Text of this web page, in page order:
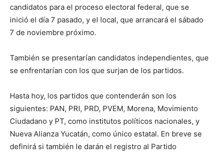
candidatos para el proceso electoral federal, que se
inició el día 7 pasado, y el local, que arrancará el sábado
7 de noviembre próximo.
También se presentarían candidatos independientes, que
se enfrentarían con los que surjan de los partidos.
Hasta hoy, los partidos que contenderán son los
siguientes: PAN, PRI, PRD, PVEM, Morena, Movimiento
Ciudadano y PT, como institutos políticos nacionales, y
Nueva Alianza Yucatán, como único estatal. En breve se
definirá si también le darán el registro al Partido